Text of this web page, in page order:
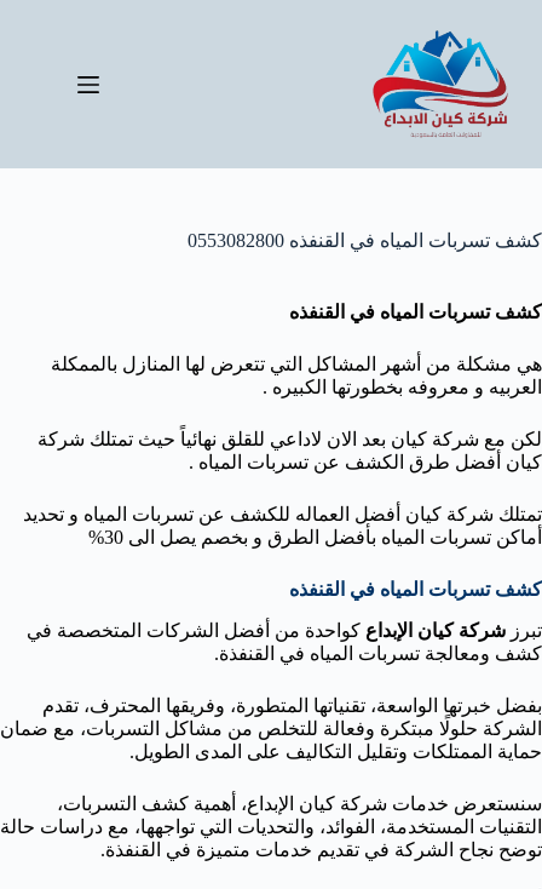
المحتوى
كشف تسربات المياه في القنفذه 0553082800
كشف تسربات المياه في القنفذه
هي مشكلة من أشهر المشاكل التي تتعرض لها المنازل بالممكلة
العربيه و معروفه بخطورتها الكبيره .
لكن مع شركة كيان بعد الان لاداعي للقلق نهائياً حيث تمتلك شركة
كيان أفضل طرق الكشف عن تسربات المياه .
تمتلك شركة كيان أفضل العماله للكشف عن تسربات المياه و تحديد
أماكن تسربات المياه بأفضل الطرق و بخصم يصل الى 30%
كشف تسربات المياه في القنفذه
تبرز شركة كيان الإبداع كواحدة من أفضل الشركات المتخصصة في
كشف ومعالجة تسربات المياه في القنفذة.
بفضل خبرتها الواسعة، تقنياتها المتطورة، وفريقها المحترف، تقدم
الشركة حلولًا مبتكرة وفعالة للتخلص من مشاكل التسربات، مع ضمان
حماية الممتلكات وتقليل التكاليف على المدى الطويل.
سنستعرض خدمات شركة كيان الإبداع، أهمية كشف التسربات،
التقنيات المستخدمة، الفوائد، والتحديات التي تواجهها، مع دراسات حالة
توضح نجاح الشركة في تقديم خدمات متميزة في القنفذة.